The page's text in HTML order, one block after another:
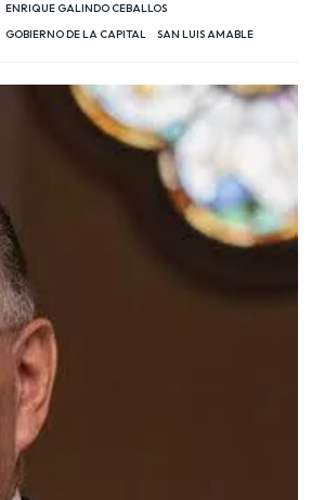
ENRIQUE GALINDO CEBALLOS
GOBIERNO DE LA CAPITAL
SAN LUIS AMABLE